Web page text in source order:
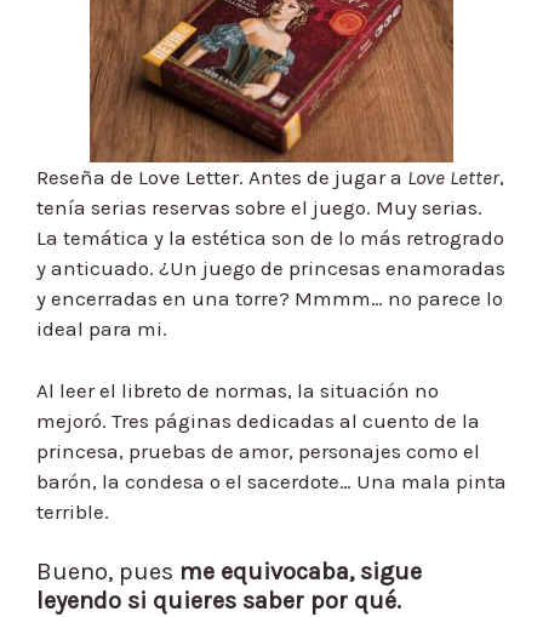
Reseña de Love Letter. Antes de jugar a Love Letter,
tenía serias reservas sobre el juego. Muy serias.
La temática y la estética son de lo más retrogrado
y anticuado. ¿Un juego de princesas enamoradas
y encerradas en una torre? Mmmm… no parece lo
ideal para mi.
Al leer el libreto de normas, la situación no
mejoró. Tres páginas dedicadas al cuento de la
princesa, pruebas de amor, personajes como el
barón, la condesa o el sacerdote… Una mala pinta
terrible.
Bueno, pues me equivocaba, sigue
leyendo si quieres saber por qué.